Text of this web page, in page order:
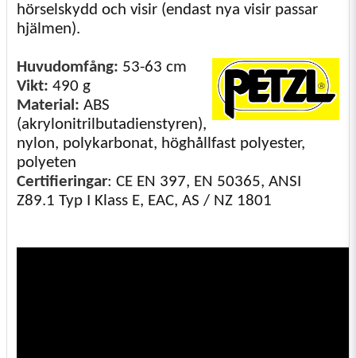
hörselskydd och visir (endast nya visir passar
hjälmen).
Huvudomfång: 53-63 cm
Vikt: 490 g
Material: ABS
(akrylonitrilbutadienstyren),
nylon, polykarbonat, höghållfast polyester,
polyeten
Certifieringar: CE EN 397, EN 50365, ANSI
Z89.1 Typ I Klass E, EAC, AS / NZ 1801